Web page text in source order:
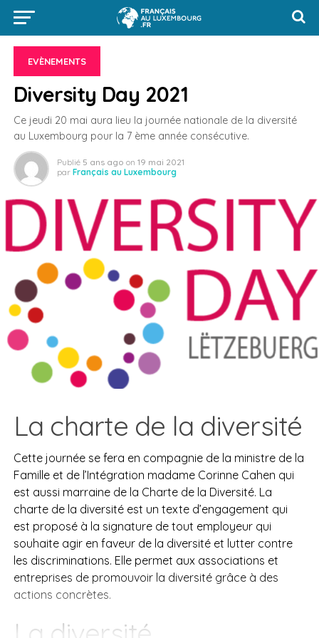
EVÈNEMENTS
Diversity Day 2021
Ce jeudi 20 mai aura lieu la journée nationale de la diversité
au Luxembourg pour la 7 ème année consécutive.
Publié 5 ans ago on 19 mai 2021
par Français au Luxembourg
La charte de la diversité
Cette journée se fera en compagnie de la ministre de la
Famille et de l’Intégration madame Corinne Cahen qui
est aussi marraine de la Charte de la Diversité. La
charte de la diversité est un texte d’engagement qui
est proposé à la signature de tout employeur qui
souhaite agir en faveur de la diversité et lutter contre
les discriminations. Elle permet aux associations et
entreprises de promouvoir la diversité grâce à des
actions concrètes.